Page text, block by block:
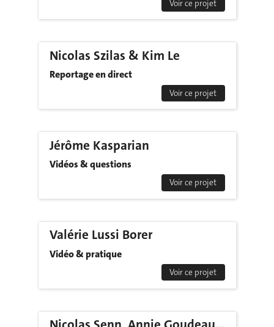
Voir ce projet
Nicolas Szilas & Kim Le
Reportage en direct
Voir ce projet
Jérôme Kasparian
Vidéos & questions
Voir ce projet
Valérie Lussi Borer
Vidéo & pratique
Voir ce projet